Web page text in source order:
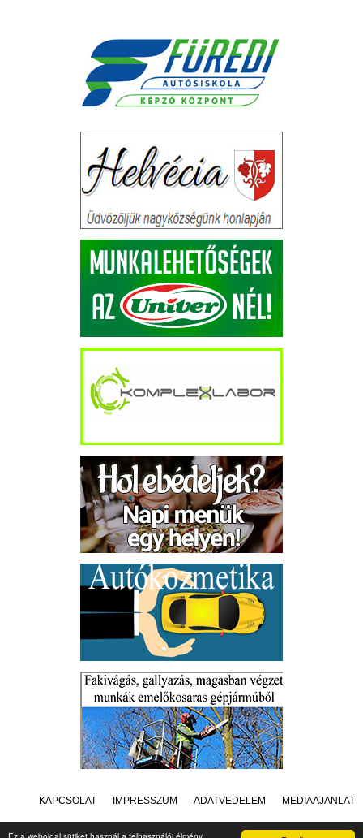
KAPCSOLAT IMPRESSZUM ADATVÉDELEM MÉDIAAJÁNLAT